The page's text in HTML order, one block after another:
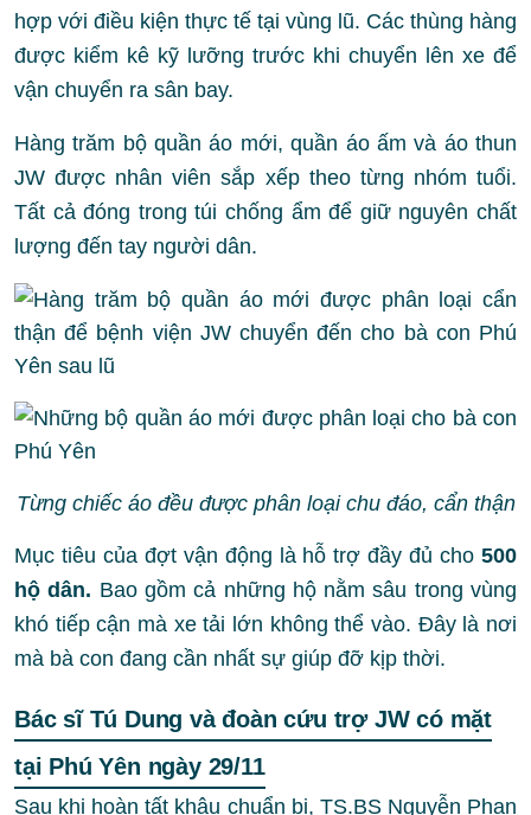
hợp với điều kiện thực tế tại vùng lũ. Các thùng hàng
được kiểm kê kỹ lưỡng trước khi chuyển lên xe để
vận chuyển ra sân bay.
Hàng trăm bộ quần áo mới, quần áo ấm và áo thun
JW được nhân viên sắp xếp theo từng nhóm tuổi.
Tất cả đóng trong túi chống ẩm để giữ nguyên chất
lượng đến tay người dân.
Từng chiếc áo đều được phân loại chu đáo, cẩn thận
Mục tiêu của đợt vận động là hỗ trợ đầy đủ cho 500
hộ dân. Bao gồm cả những hộ nằm sâu trong vùng
khó tiếp cận mà xe tải lớn không thể vào. Đây là nơi
mà bà con đang cần nhất sự giúp đỡ kịp thời.
Bác sĩ Tú Dung và đoàn cứu trợ JW có mặt
tại Phú Yên ngày 29/11
Sau khi hoàn tất khâu chuẩn bị, TS.BS Nguyễn Phan